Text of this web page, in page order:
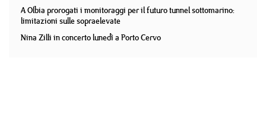
A Olbia prorogati i monitoraggi per il futuro tunnel sottomarino:
limitazioni sulle sopraelevate
Nina Zilli in concerto lunedì a Porto Cervo